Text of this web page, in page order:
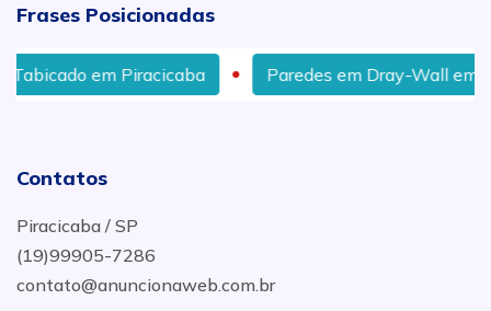
Frases Posicionadas
em Piracicaba Paredes em Dray-Wall em
Contatos
Piracicaba / SP
(19)99905-7286
contato@anuncionaweb.com.br